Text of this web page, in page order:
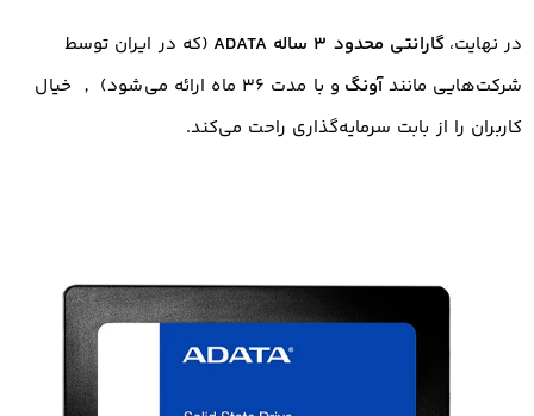
در نهایت، گارانتی محدود ۳ ساله ADATA
(که در ایران توسط
شرکت‌هایی مانندآونگ و با مدت ۳۶ ماه ارائه می‌شود)
， خیال
کاربران را از بابت سرمایه‌گذاری راحت می‌کند.